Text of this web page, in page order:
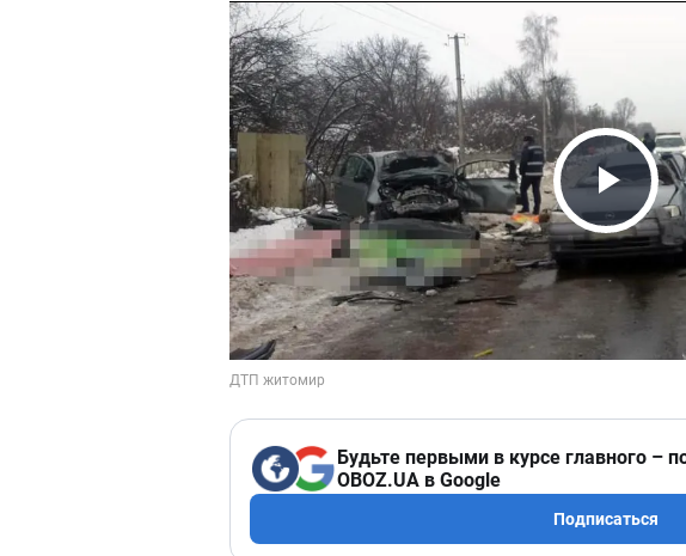
Play
Будьте первыми в курсе главного –
OBOZ.UA в Google
Подписаться